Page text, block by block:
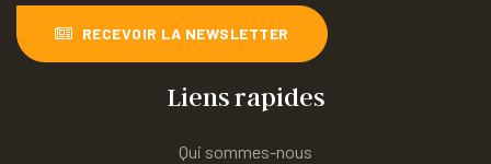
RECEVOIR LA NEWSLETTER
Liens rapides
Qui sommes-nous